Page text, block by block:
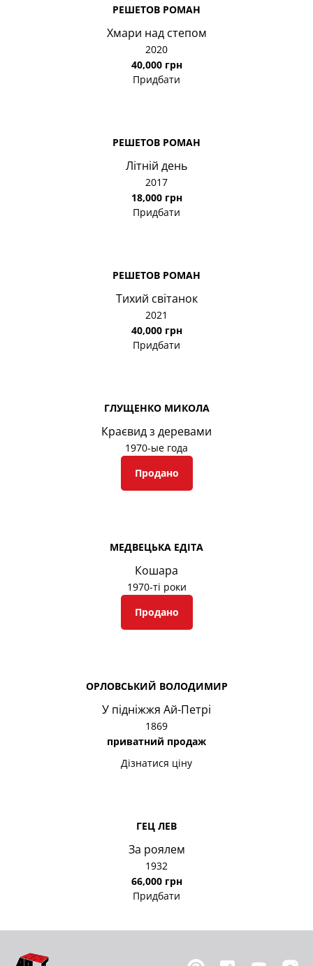
РЕШЕТОВ РОМАН
Хмари над степом
2020
40,000 грн
Придбати
РЕШЕТОВ РОМАН
Літній день
2017
18,000 грн
Придбати
РЕШЕТОВ РОМАН
Тихий світанок
2021
40,000 грн
Придбати
ГЛУЩЕНКО МИКОЛА
Краєвид з деревами
1970-ые года
Продано
МЕДВЕЦЬКА ЕДІТА
Кошара
1970-ті роки
Продано
ОРЛОВСЬКИЙ ВОЛОДИМИР
У підніжжя Ай-Петрі
1869
приватний продаж
Дізнатися ціну
ГЕЦ ЛЕВ
За роялем
1932
66,000 грн
Придбати